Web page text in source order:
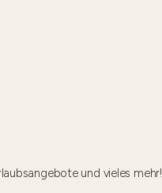
und vieles mehr!